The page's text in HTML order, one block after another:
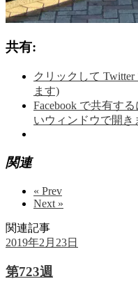
共有:
クリックして
ます)
Facebook で共有す
いウィンドウで開き
関連
« Prev
Next »
関連記事
2019年2月23日
第723週